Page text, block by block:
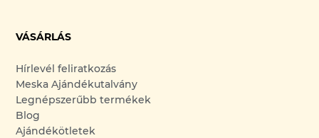
VÁSÁRLÁS
Hírlevél feliratkozás
Meska Ajándékutalvány
Legnépszerűbb termékek
Blog
Ajándékötletek